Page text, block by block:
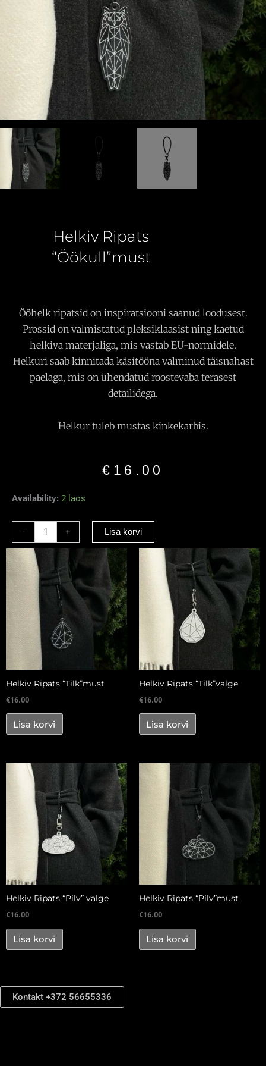
Helkiv Ripats
“Öökull”must
Ööhelk ripatsid on inspiratsiooni saanud loodusest.
Prossid on valmistatud pleksiklaasist ning kaetud
helkiva materjaliga, mis vastab EU-normidele.
Helkuri saab kinnitada käsitööna valminud täisnahast
paelaga, mis on ühendatud roostevaba terasest
detailidega.
Helkur tuleb mustas kinkekarbis.
€ 16.00
Availability: 2 laos
-
Helkiv
“Öökull”must
kogus
+ Lisa korvi
Helkiv Ripats “Tilk”must
€16.00
Lisa korvi
Helkiv Ripats “Tilk”valge
€16.00
Lisa korvi
Helkiv Ripats “Pilv” valge
€16.00
Lisa korvi
Helkiv Ripats “Pilv”must
€16.00
Lisa korvi
Kontakt +372 56655336